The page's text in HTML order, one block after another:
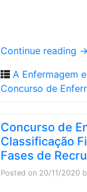
Continue reading →
A Enfermagem
Concurso de
Concurso de
Classificação
Fases de
Posted on 20/11/2020